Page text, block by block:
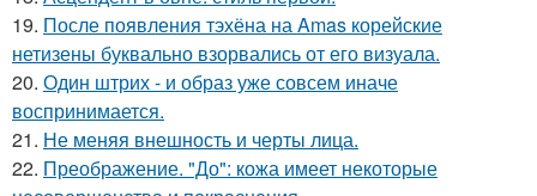
19. После появления тэхёна на Amas корейские
нетизены буквально взорвались от его визуала.
20. Один штрих - и образ уже совсем иначе
воспринимается.
21. Не меняя внешность и черты лица.
22. Преображение. "До": кожа имеет некоторые